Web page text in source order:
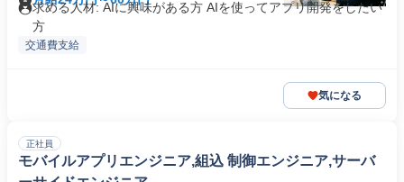
求める人材: AIに興味がある方 AIを使ってアプリ開発をしたい
方
交通費支給
気になる
正社員
モバイルアプリエンジニア,組込 制御エンジニア,サーバ